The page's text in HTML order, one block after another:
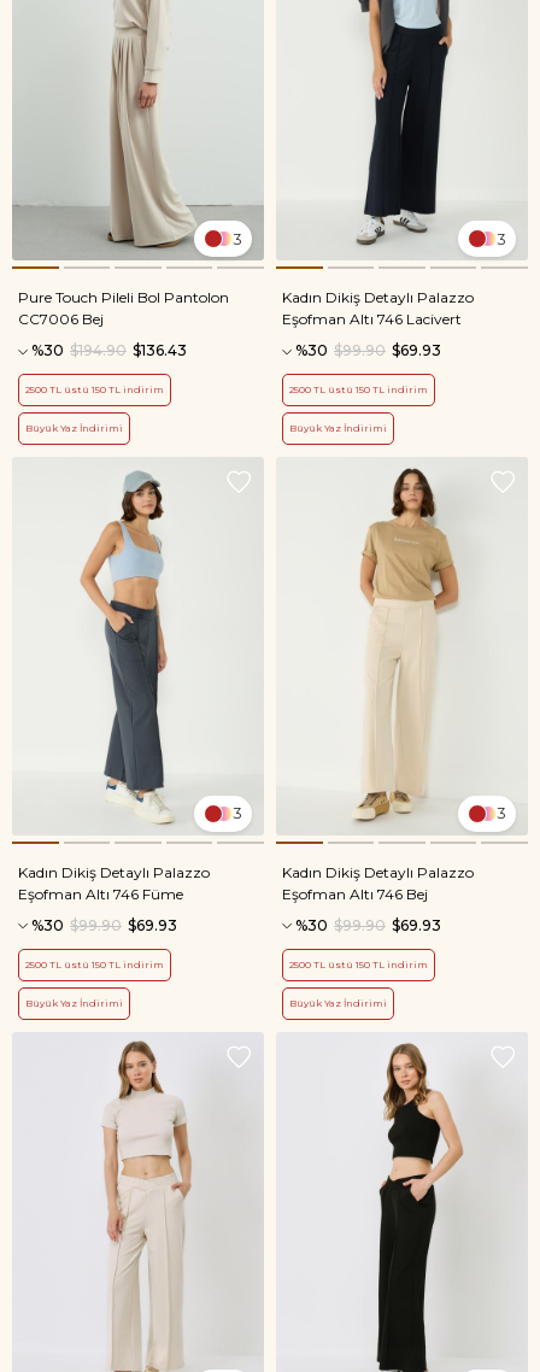
3
Pure Touch Pileli Bol Pantolon
CC7006 Bej
%30
$136.43
$194.90
2500 TL üstü 150 TL indirim
Büyük Yaz İndirimi
3
Kadın Dikiş Detaylı Palazzo
Eşofman Altı 746 Lacivert
%30
$69.93
$99.90
2500 TL üstü 150 TL indirim
Büyük Yaz İndirimi
3
Kadın Dikiş Detaylı Palazzo
Eşofman Altı 746 Füme
%30
$69.93
$99.90
2500 TL üstü 150 TL indirim
Büyük Yaz İndirimi
3
Kadın Dikiş Detaylı Palazzo
Eşofman Altı 746 Bej
%30
$69.93
$99.90
2500 TL üstü 150 TL indirim
Büyük Yaz İndirimi